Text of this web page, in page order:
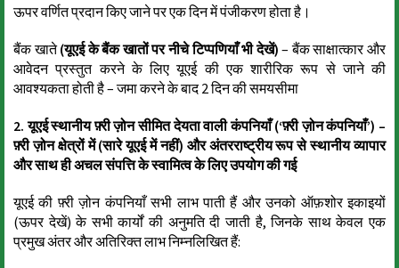
ऊपर वर्णित प्रदान किए जाने पर एक दिन में पंजीकरण होता है।
बैंक खाते(यूएई के बैंक खातों पर नीचे टिप्पणियाँ भी देखें) – बैंक साक्षात्कार और
आवेदन प्रस्तुत करने के लिए यूएई की एक शारीरिक रूप से जाने की
आवश्यकता होती है – जमा करने के बाद 2 दिन की समयसीमा
2. यूएई स्थानीय फ़्री ज़ोन सीमित देयता वाली कंपनियाँ (‘फ़्री ज़ोन कंपनियाँ’) –
फ़्री ज़ोन क्षेत्रों में (सारे यूएई में नहीं) और अंतरराष्ट्रीय रूप से स्थानीय व्यापार
और साथ ही अचल संपत्ति के स्वामित्व के लिए उपयोग की गई
यूएई की फ़्री ज़ोन कंपनियाँ सभी लाभ पाती हैं और उनको ऑफ़शोर इकाइयों
(ऊपर देखें) के सभी कार्यों की अनुमति दी जाती है, जिनके साथ केवल एक
प्रमुख अंतर और अतिरिक्त लाभ निम्नलिखित हैं: